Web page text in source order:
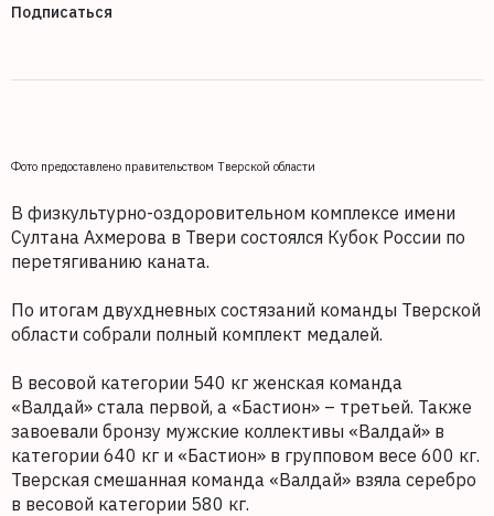
Подписаться
Фото предоставлено правительством Тверской области
В физкультурно-оздоровительном комплексе имени
Султана Ахмерова в Твери состоялся Кубок России по
перетягиванию каната.
По итогам двухдневных состязаний команды Тверской
области собрали полный комплект медалей.
В весовой категории 540 кг женская команда
«Валдай» стала первой, а «Бастион» – третьей. Также
завоевали бронзу мужские коллективы «Валдай» в
категории 640 кг и «Бастион» в групповом весе 600 кг.
Тверская смешанная команда «Валдай» взяла серебро
в весовой категории 580 кг.